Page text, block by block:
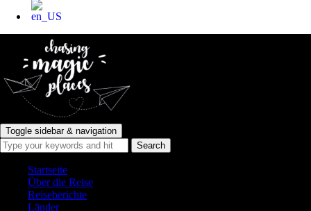
Toggle sidebar & navigation
Startseite
Über die Reise
Reiseberichte
Länder